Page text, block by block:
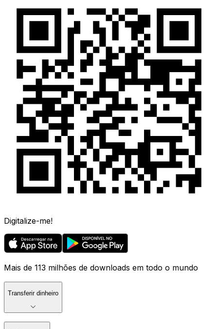
Digitalize-me!
Mais de 113 milhões de downloads em todo o mundo
Transferir dinheiro